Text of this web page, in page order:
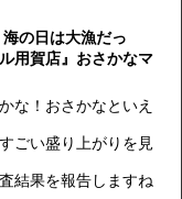
の日は大漁だっ
用賀店』おさかなマ
な！おさかなといえ
ごい盛り上がりを見
結果を報告しますね